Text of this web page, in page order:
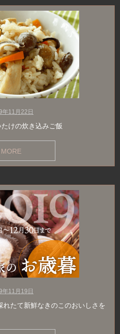
年11月22日
けの炊き込みご飯
MORE
年11月19日
れたて新鮮なきのこのおいしさを